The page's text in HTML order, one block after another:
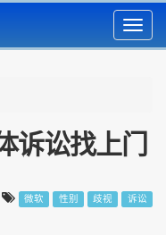
诉讼找上门
微软 性别 歧视 诉讼